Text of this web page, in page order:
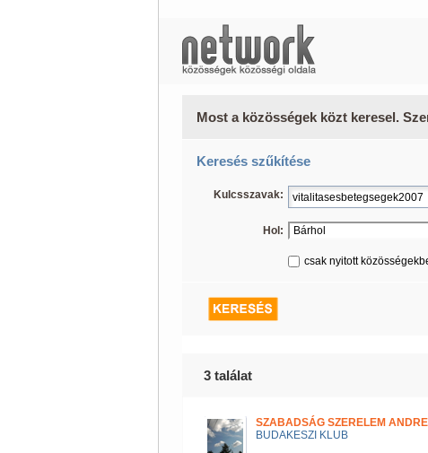
Most a közösségek közt keresel.
Keresés szűkítése
Kulcsszavak:
Hol:
csak nyitott
3 találat
SZABADSÁG SZERELEM
BUDAKESZI KLUB